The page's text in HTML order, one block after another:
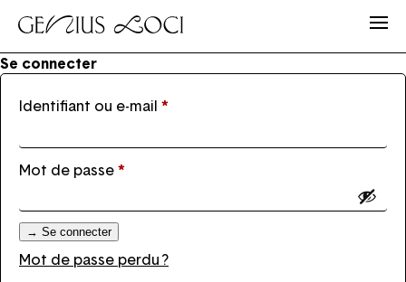
Se connecter
Identifiant ou e-mail *Obligatoire
Mot de passe*Obligatoire
→ Se connecter
Mot de passe perdu ?